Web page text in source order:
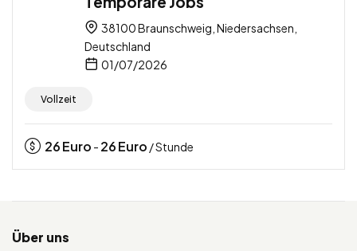
38100 Braunschweig, Niedersachsen,
Deutschland
01/07/2026
Vollzeit
26Euro - 26Euro / Stunde
Über uns